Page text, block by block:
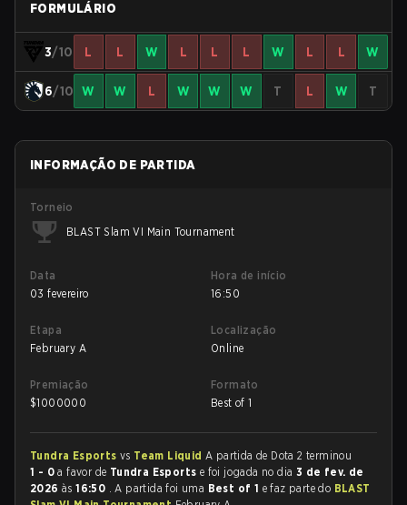
FORMULÁRIO
3/10 L L W L L L W L L W
6/10 W W L W W W T L W T
INFORMAÇÃO DE PARTIDA
Torneio
BLAST Slam VI Main Tournament
Data
03 fevereiro
Hora de início
16:50
Etapa
February A
Localização
Online
Premiação
$1000000
Formato
Best of 1
Tundra Esports vs Team LiquidA partida de Dota 2 terminou
1 - 0 a favor de Tundra Esports e foi jogada no dia 3 de fev. de
2026 às16:50 . A partida foi uma Best of 1 e faz parte do BLAST